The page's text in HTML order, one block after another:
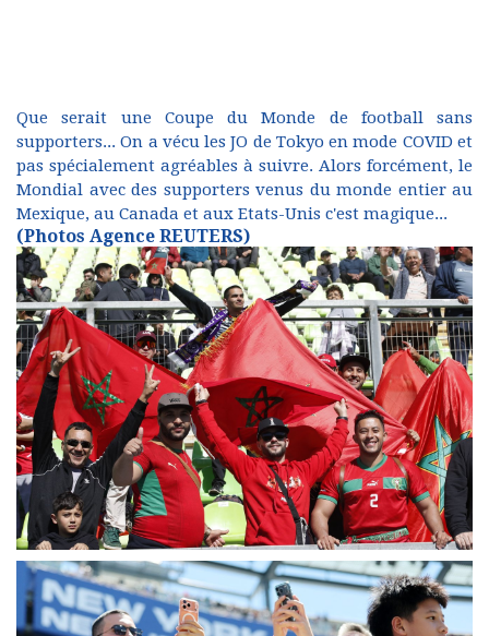
Que serait une Coupe du Monde de football sans
supporters... On a vécu les JO de Tokyo en mode COVID et
pas spécialement agréables à suivre. Alors forcément, le
Mondial avec des supporters venus du monde entier au
Mexique, au Canada et aux Etats-Unis c'est magique...
(Photos Agence REUTERS)